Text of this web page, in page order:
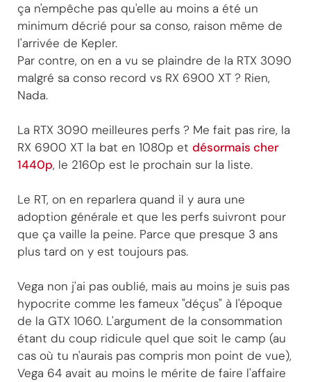
ça n'empêche pas qu'elle au moins a été un
minimum décrié pour sa conso, raison même de
l'arrivée de Kepler.
Par contre, on en a vu se plaindre de la RTX 3090
malgré sa conso record vs RX 6900 XT ? Rien,
Nada.
La RTX 3090 meilleures perfs ? Me fait pas rire, la
RX 6900 XT la bat en 1080p et désormais cher
1440p, le 2160p est le prochain sur la liste.
Le RT, on en reparlera quand il y aura une
adoption générale et que les perfs suivront pour
que ça vaille la peine. Parce que presque 3 ans
plus tard on y est toujours pas.
Vega non j'ai pas oublié, mais au moins je suis pas
hypocrite comme les fameux "déçus" à l'époque
de la GTX 1060. L'argument de la consommation
étant du coup ridicule quel que soit le camp (au
cas où tu n'aurais pas compris mon point de vue),
Vega 64 avait au moins le mérite de faire l'affaire